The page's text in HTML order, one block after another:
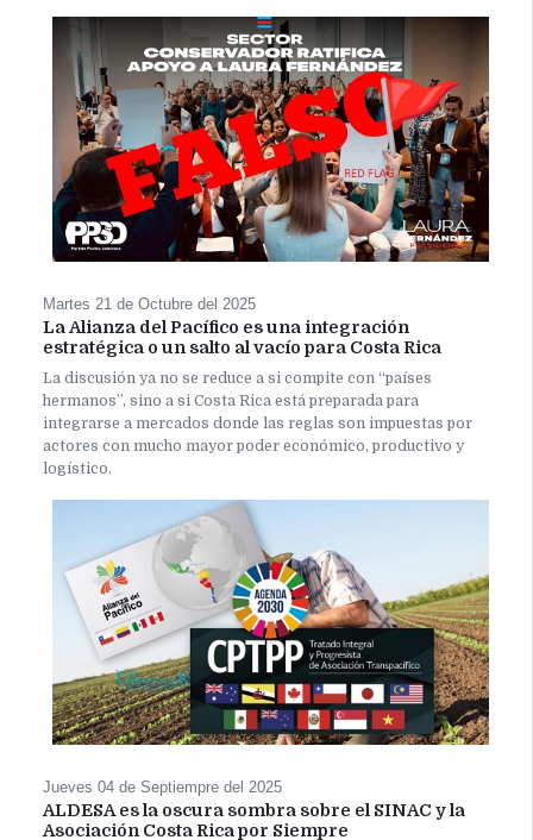
Martes 21 de Octubre del 2025
La Alianza del Pacífico es una integración
estratégica o un salto al vacío para Costa Rica
La discusión ya no se reduce a si compite con “países
hermanos”, sino a si Costa Rica está preparada para
integrarse a mercados donde las reglas son impuestas por
actores con mucho mayor poder económico, productivo y
logístico.
Jueves 04 de Septiempre del 2025
ALDESA es la oscura sombra sobre el SINAC y la
Asociación Costa Rica por Siempre